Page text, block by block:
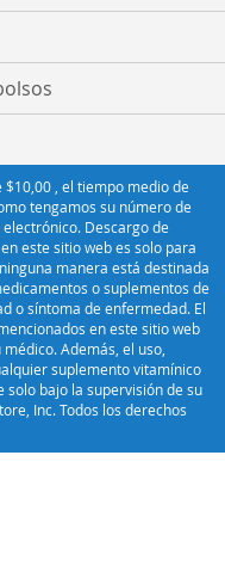
$10,00 , el tiempo medio de
tengamos su número de
Descargo de
este sitio web es solo para
manera está destinada
o suplementos de
o síntoma de enfermedad. El
en este sitio web
Además, el uso,
suplemento vitamínico
bajo la supervisión de su
Inc. Todos los derechos